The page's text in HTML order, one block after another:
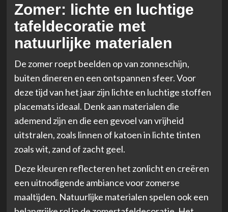
Zomer: lichte en luchtige
tafeldecoratie met
natuurlijke materialen
De zomer roept beelden op van zonneschijn,
buiten dineren en een ontspannen sfeer. Voor
deze tijd van het jaar zijn lichte en luchtige stoffen
placemats ideaal. Denk aan materialen die
ademend zijn en die een gevoel van vrijheid
uitstralen, zoals linnen of katoen in lichte tinten
zoals wit, zand of zacht geel.
Deze kleuren reflecteren het zonlicht en creëren
een uitnodigende ambiance voor zomerse
maaltijden. Natuurlijke materialen spelen ook een